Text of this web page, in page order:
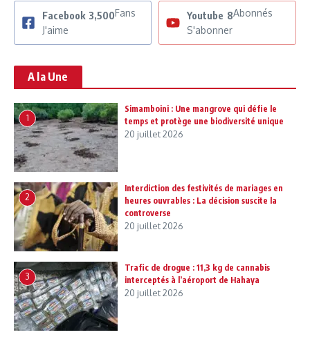
Facebook 3,500Fans
J'aime
Youtube 8Abonnés
S'abonner
A la Une
1
Simamboini : Une mangrove qui défie le
temps et protège une biodiversité unique
20 juillet 2026
2
Interdiction des festivités de mariages en
heures ouvrables : La décision suscite la
controverse
20 juillet 2026
3
Trafic de drogue : 11,3 kg de cannabis
interceptés à l’aéroport de Hahaya
20 juillet 2026